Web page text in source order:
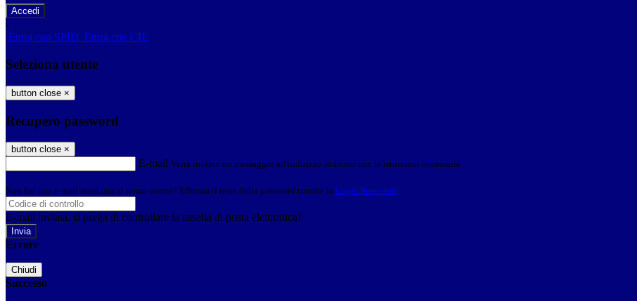
-
Entra con SPID Entra con CIE
Seleziona utente
button close ×
Recupero password
button close ×
E-mail Verrà inviato un messaggio all'indirizzo indicato con le istruzioni necessarie.
Non hai una e-mail associata al nome utente? Effettua il reset della password tramite la Login Spaggiari
E-mail inviata, si prega di controllare la casella di posta elettronica!
Errore
Chiudi
Successo